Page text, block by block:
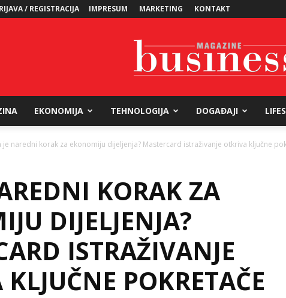
/ REGISTRACIJA IMPRESUM MARKETING KONTAKT
Magazine
EKONOMIJA TEHNOLOGIJA DOGAĐAJI
je naredni korak za ekonomiju dijeljenja? Mastercard istraživanje otkriva ključne
KORAK ZA
DIJELJENJA?
ISTRAŽIVANJE
POKRETAČE